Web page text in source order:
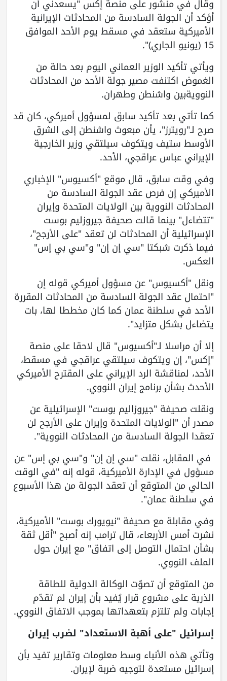
وقال في منشور على منصة إكس "يسعدني أن
أؤكد أن الجولة السادسة من المحادثات الإيرانية
الأميركية ستعقد في مسقط يوم الأحد الموافق
15 (يونيو الجاري)".
ويأتي تأكيد الوزير العماني اليوم بعد حالة من
الغموض اكتنفت مصير جولة الأحد من المحادثات
النوويةبين واشنطن وطهران.
كما تأتي بعد تأكيد سابق لمسؤول أميركي، كان قد
صرح لـ"رويترز"، يأن مبعوث واشنطن إلى الشرق
الأوسط ستيف ويتكوف سيلتقي وزير الخارجية
الإيراني عباس عراقجي، الأحد.
وفي وقت سابق، قال موقع "أكسيوس" الإخباري
الأميركي إن فرص عقد الجولة السادسة من
المحادثات النووية بين الولايات المتحدة وإيران
"تتضاءل" بينما قالت صحيفة جيروزليم بوست
الإسرائيلية أن المحادثات لن تعقد "على الأرجح"،
فيما ذكرت شبكتا "سي إن إن" و"سي بي إس"
العكس.
ونقل "أكسيوس" عن مسؤول أميركي قوله إن
"احتمال عقد الجولة السادسة من المحادثات المقررة
الأحد في سلطنة عمان كما كان مخططا لها، بات
يتضاءل بشكل متزايد".
إلا أن مراسلا لـ"أكسيوس" قال لاحقا على منصة
"إكس"، إن ويتكوف سيلتقي عراقجي في مسقط،
الأحد، لمناقشة الرد الإيراني على المقترح الأميركي
الأحدث بشأن برنامج إيران النووي.
ونقلت صحيفة "جيروزاليم بوست" الإسرائيلية عن
مصدر أن "الولايات المتحدة وإيران على الأرجح لن
تعقدا الجولة السادسة من المحادثات النووية".
في المقابل، نقلت "سي إن إن" و"سي بي إس" عن
مسؤول في الإدارة الأميركية، قوله إنه "في الوقت
الحالي من المتوقع أن تعقد الجولة من هذا الأسبوع
في سلطنة عمان".
وفي مقابلة مع صحيفة "نيويورك بوست" الأميركية،
نشرت أمس الأربعاء، قال ترامب إنه أصبح "أقل ثقة
بشأن احتمال التوصل إلى اتفاق" مع إيران حول
الملف النووي.
من المتوقع أن تصوّت الوكالة الدولية للطاقة
الذرية على مشروع قرار يُفيد بأن إيران لم تقدّم
إجابات ولم تلتزم بتعهداتها بموجب الاتفاق النووي.
إسرائيل "على أهبة الاستعداد" لضرب إيران
وتأتي هذه الأنباء وسط معلومات وتقارير تفيد بأن
إسرائيل مستعدة لتوجيه ضربة لإيران.